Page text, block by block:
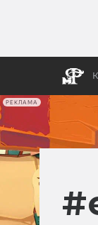
РЕКЛАМА
#